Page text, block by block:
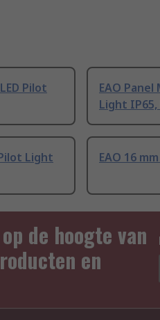
Pilot
EAO
Light IP65,
Light
EAO 16
de hoogte van
en